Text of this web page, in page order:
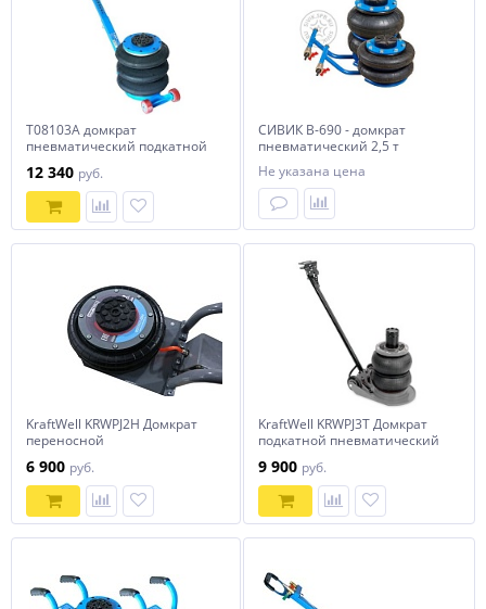
T08103A домкрат
пневматический подкатной
12 340 руб.
СИВИК В-690 - домкрат
пневматический 2,5 т
Не указана цена
KraftWell KRWPJ2H Домкрат
переносной
6 900 руб.
KraftWell KRWPJ3T Домкрат
подкатной пневматический
9 900 руб.